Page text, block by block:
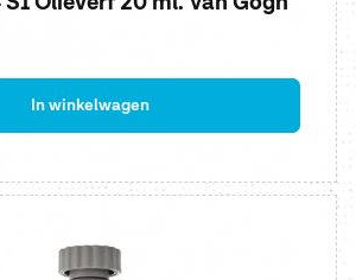
In winkelwagen